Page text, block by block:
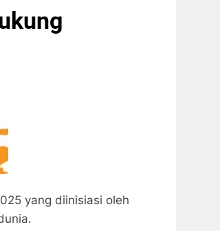
yang diinisiasi oleh